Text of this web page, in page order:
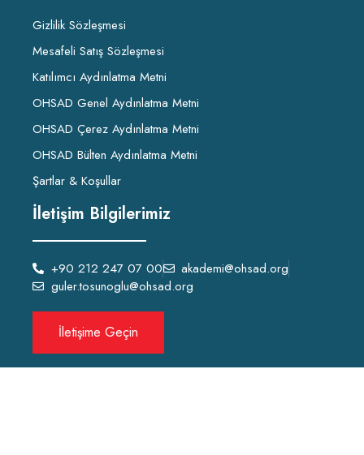
Gizlilik Sözleşmesi
Mesafeli Satış Sözleşmesi
Katılımcı Aydınlatma Metni
OHSAD Genel Aydınlatma Metni
OHSAD Çerez Aydınlatma Metni
OHSAD Bülten Aydınlatma Metni
Şartlar & Koşullar
İletişim Bilgilerimiz
+90 212 247 07 00
akademi@ohsad.org
guler.tosunoglu@ohsad.org
İletişime Geçin